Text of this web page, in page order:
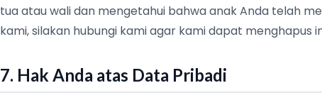
tua atau wali dan mengetahui bahwa anak Anda telah
kami, silakan hubungi kami agar kami dapat menghapus
7. Hak Anda atas Data Pribadi